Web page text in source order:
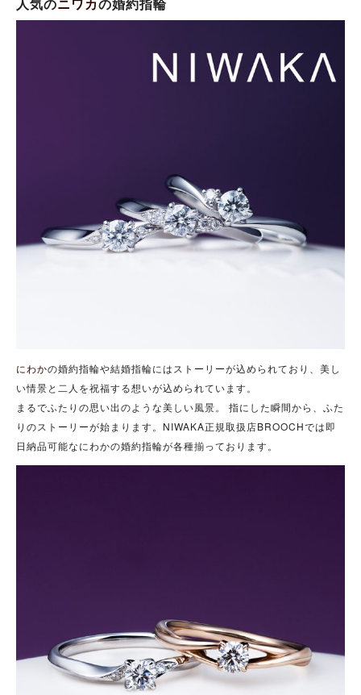
にわかの婚約指輪や結婚指輪にはストーリーが込められており、美し
い情景と二人を祝福する想いが込められています。
まるでふたりの思い出のような美しい風景。 指にした瞬間から、ふた
りのストーリーが始まります。NIWAKA正規取扱店BROOCHでは即
日納品可能なにわかの婚約指輪が各種揃っております。